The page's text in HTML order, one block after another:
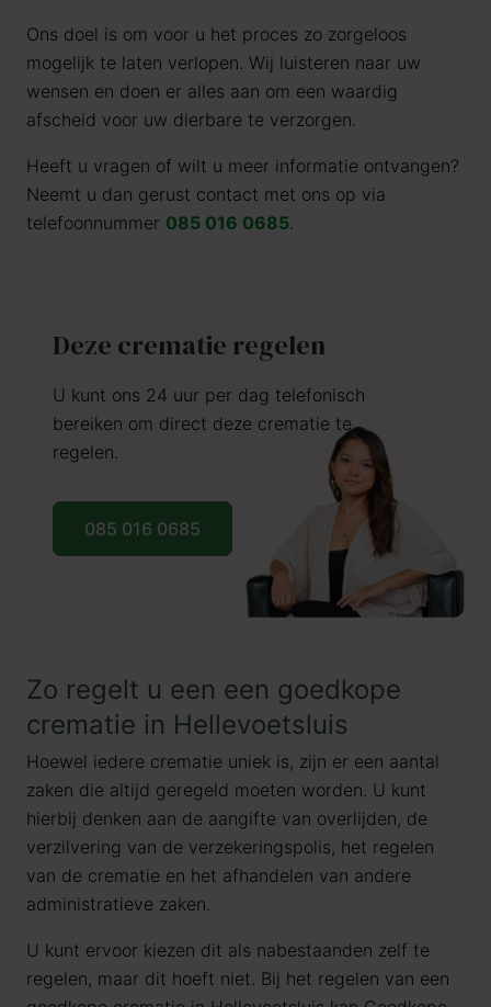
Ons doel is om voor u het proces zo zorgeloos
mogelijk te laten verlopen. Wij luisteren naar uw
wensen en doen er alles aan om een waardig
afscheid voor uw dierbare te verzorgen.
Heeft u vragen of wilt u meer informatie ontvangen?
Neemt u dan gerust contact met ons op via
telefoonnummer 085 016 0685.
Deze crematie regelen
U kunt ons 24 uur per dag telefonisch
bereiken om direct deze crematie te
regelen.
085 016 0685
Zo regelt u een een goedkope
crematie in Hellevoetsluis
Hoewel iedere crematie uniek is, zijn er een aantal
zaken die altijd geregeld moeten worden. U kunt
hierbij denken aan de aangifte van overlijden, de
verzilvering van de verzekeringspolis, het regelen
van de crematie en het afhandelen van andere
administratieve zaken.
U kunt ervoor kiezen dit als nabestaanden zelf te
regelen, maar dit hoeft niet. Bij het regelen van een